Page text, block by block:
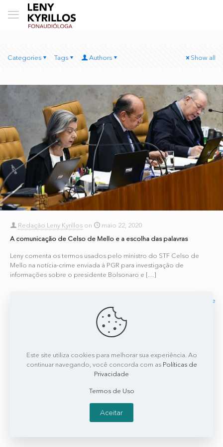
Categories Tags Authors Show all
Redação Leny Kyrillos on
maio 22, 2020
A comunicação de Celso de Mello e a escolha das palavras
Leny comenta os termos usados pelo ministro do STF Celso de
Mello na notícia-crime enviada à PGR para investigação de
informações sobre o presidente Bolsonaro e […]
Read more
Este site utiliza cookies para melhorar sua experiência. Ao
continuar navegando, você concorda com as Políticas de
Privacidade
Termos de Uso
Aceitar